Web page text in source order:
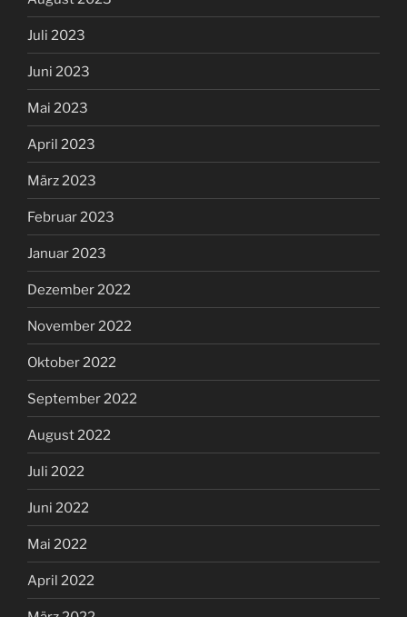
Juli 2023
Juni 2023
Mai 2023
April 2023
März 2023
Februar 2023
Januar 2023
Dezember 2022
November 2022
Oktober 2022
September 2022
August 2022
Juli 2022
Juni 2022
Mai 2022
April 2022